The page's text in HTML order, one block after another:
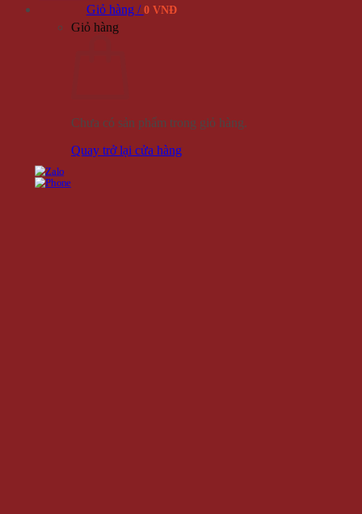
Giỏ hàng / 0 VNĐ
Giỏ hàng
Chưa có sản phẩm trong giỏ hàng.
Quay trở lại cửa hàng